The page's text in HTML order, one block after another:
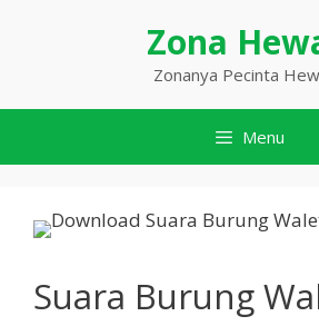
Zona
Zonanya Pecinta
Menu
Suara Burung